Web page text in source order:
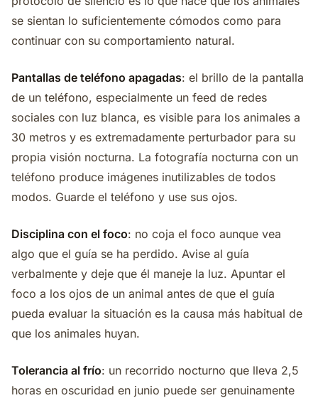
se sientan lo suficientemente cómodos como para
continuar con su comportamiento natural.
Pantallas de teléfono apagadas: el brillo de la pantalla
de un teléfono, especialmente un feed de redes
sociales con luz blanca, es visible para los animales a
30 metros y es extremadamente perturbador para su
propia visión nocturna. La fotografía nocturna con un
teléfono produce imágenes inutilizables de todos
modos. Guarde el teléfono y use sus ojos.
Disciplina con el foco: no coja el foco aunque vea
algo que el guía se ha perdido. Avise al guía
verbalmente y deje que él maneje la luz. Apuntar el
foco a los ojos de un animal antes de que el guía
pueda evaluar la situación es la causa más habitual de
que los animales huyan.
Tolerancia al frío: un recorrido nocturno que lleva 2,5
horas en oscuridad en junio puede ser genuinamente